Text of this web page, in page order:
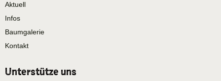
Aktuell
Infos
Baumgalerie
Kontakt
Unterstütze uns